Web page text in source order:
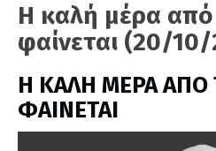
Η καλή μέρα
φαίνεται (20/
H ΚΑΛΗ ΜΕΡΑ
ΦΑΙΝΕΤΑΙ